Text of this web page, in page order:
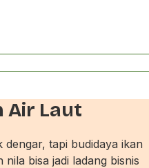
Air Laut
tapi budidaya ikan
bisa jadi ladang bisnis